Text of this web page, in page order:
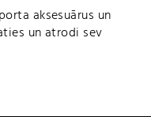
aksesuārus un
un atrodi sev